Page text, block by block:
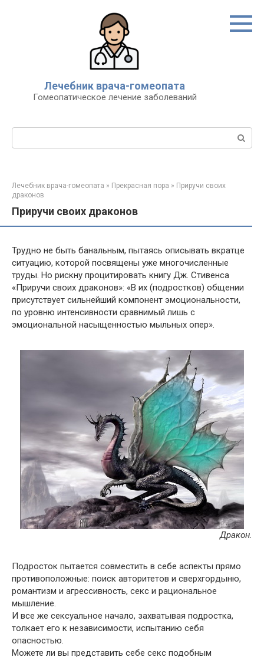
Лечебник врача-гомеопата
Гомеопатическое лечение заболеваний
Поиск:
Лечебник врача-гомеопата » Прекрасная пора » Приручи своих
драконов
Приручи своих драконов
Трудно не быть банальным, пытаясь описывать вкратце
ситуацию, которой посвящены уже многочисленные
труды. Но рискну процитировать книгу Дж. Стивенса
«Приручи своих драконов»: «В их (подростков) общении
присутствует сильнейший компонент эмоциональности,
по уровню интенсивности сравнимый лишь с
эмоциональной насыщенностью мыльных опер».
Дракон.
Подросток пытается совместить в себе аспекты прямо
противоположные: поиск авторитетов и сверхгордыню,
романтизм и агрессивность, секс и рациональное
мышление.
И все же сексуальное начало, захватывая подростка,
толкает его к независимости, испытанию себя
опасностью.
Можете ли вы представить себе секс подобным